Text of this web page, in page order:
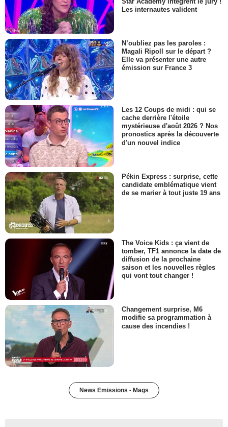
Les internautes valident
N’oubliez pas les paroles :
Magali Ripoll sur le départ ?
Elle va présenter une autre
émission sur France 3
Les 12 Coups de midi : qui se
cache derrière l'étoile
mystérieuse d'août 2026 ? Nos
pronostics après la découverte
d'un nouvel indice
Pékin Express : surprise, cette
candidate emblématique vient
de se marier à tout juste 19 ans
The Voice Kids : ça vient de
tomber, TF1 annonce la date de
diffusion de la prochaine
saison et les nouvelles règles
qui vont tout changer !
Changement surprise, M6
modifie sa programmation à
cause des incendies !
News Emissions - Mags